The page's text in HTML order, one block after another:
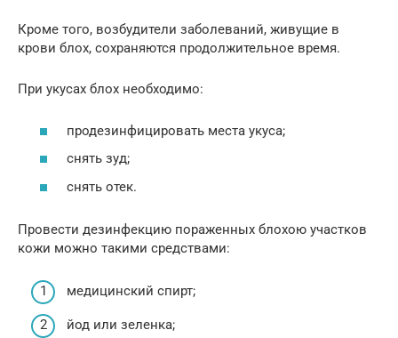
Кроме того, возбудители заболеваний, живущие в
крови блох, сохраняются продолжительное время.
При укусах блох необходимо:
продезинфицировать места укуса;
снять зуд;
снять отек.
Провести дезинфекцию пораженных блохою участков
кожи можно такими средствами:
медицинский спирт;
йод или зеленка;